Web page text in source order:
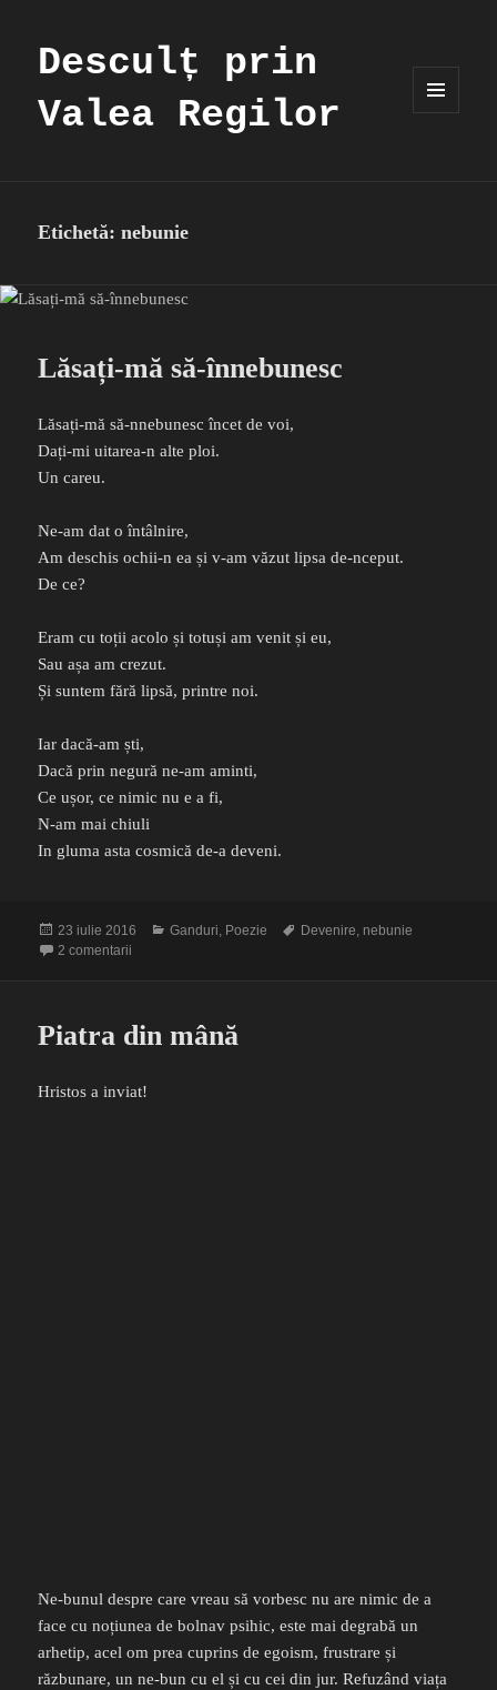
Desculț prin
Valea Regilor
Etichetă:nebunie
Lăsați-mă să-înnebunesc
Lăsați-mă să-nnebunesc încet de voi,
Dați-mi uitarea-n alte ploi.
Un careu.
Ne-am dat o întâlnire,
Am deschis ochii-n ea și v-am văzut lipsa de-nceput.
De ce?
Eram cu toții acolo și totuși am venit și eu,
Sau așa am crezut.
Și suntem fără lipsă, printre noi.
Iar dacă-am ști,
Dacă prin negură ne-am aminti,
Ce ușor, ce nimic nu e a fi,
N-am mai chiuli
In gluma asta cosmică de-a deveni.
Publicat
pe
23 iulie 2016 Categorii
Ganduri, Poezie Etichete
Devenire, nebunie
2 comentarii
Piatra din mână
Hristos a inviat!
Ne-bunul despre care vreau să vorbesc nu are nimic de a
face cu noțiunea de bolnav psihic, este mai degrabă un
arhetip, acel om prea cuprins de egoism, frustrare și
răzbunare, un ne-bun cu el și cu cei din jur. Refuzând viața